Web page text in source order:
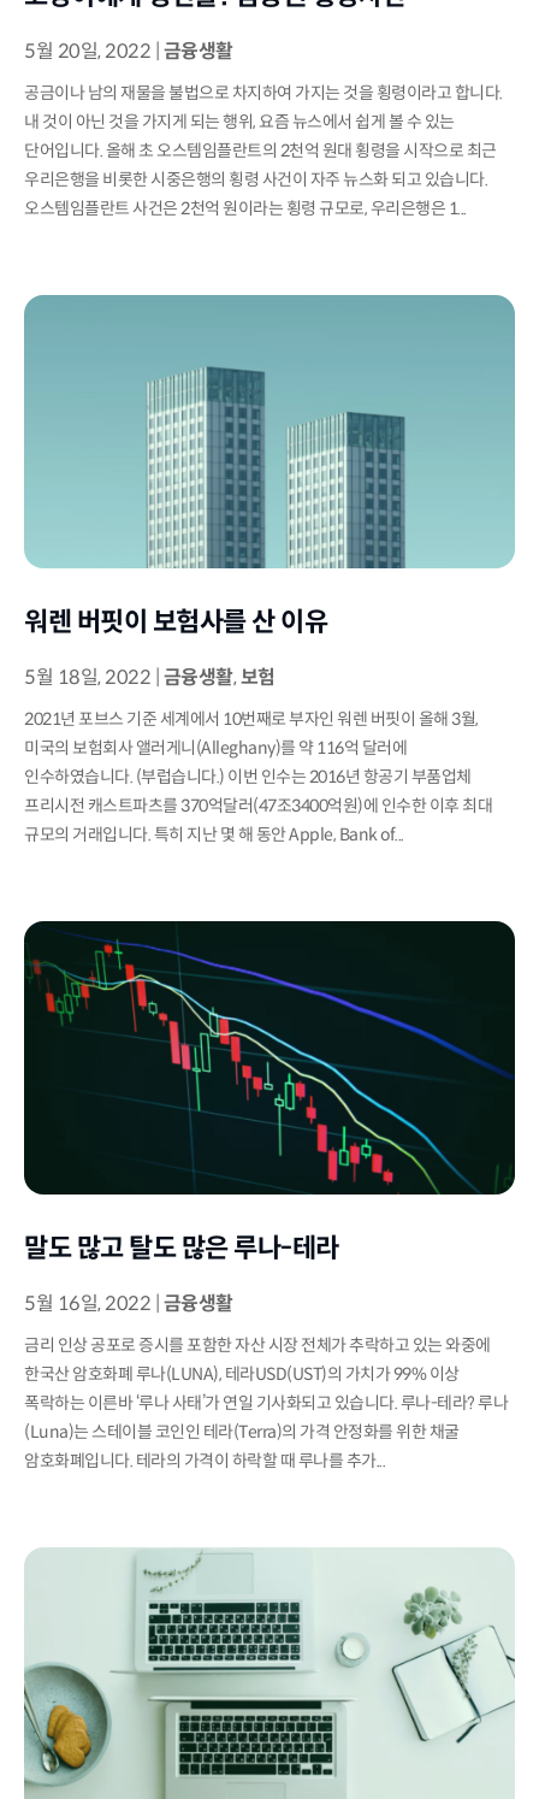
5월 20일, 2022 |금융생활
공금이나 남의 재물을 불법으로 차지하여 가지는 것을 횡령이라고 합니다.
내 것이 아닌 것을 가지게 되는 행위, 요즘 뉴스에서 쉽게 볼 수 있는
단어입니다. 올해 초 오스템임플란트의 2천억 원대 횡령을 시작으로 최근
우리은행을 비롯한 시중은행의 횡령 사건이 자주 뉴스화 되고 있습니다.
오스템임플란트 사건은 2천억 원이라는 횡령 규모로, 우리은행은 1...
워렌 버핏이 보험사를 산 이유
5월 18일, 2022 |금융생활,보험
2021년 포브스 기준 세계에서 10번째로 부자인 워렌 버핏이 올해 3월,
미국의 보험회사 앨러게니(Alleghany)를 약 116억 달러에
인수하였습니다. (부럽습니다.) 이번 인수는 2016년 항공기 부품업체
프리시전 캐스트파츠를 370억달러(47조3400억원)에 인수한 이후 최대
규모의 거래입니다. 특히 지난 몇 해 동안 Apple, Bank of...
말도 많고 탈도 많은 루나-테라
5월 16일, 2022 |금융생활
금리 인상 공포로 증시를 포함한 자산 시장 전체가 추락하고 있는 와중에
한국산 암호화폐 루나(LUNA), 테라USD(UST)의 가치가 99% 이상
폭락하는 이른바 ‘루나 사태’가 연일 기사화되고 있습니다. 루나-테라? 루나
(Luna)는 스테이블 코인인 테라(Terra)의 가격 안정화를 위한 채굴
암호화폐입니다. 테라의 가격이 하락할 때 루나를 추가...